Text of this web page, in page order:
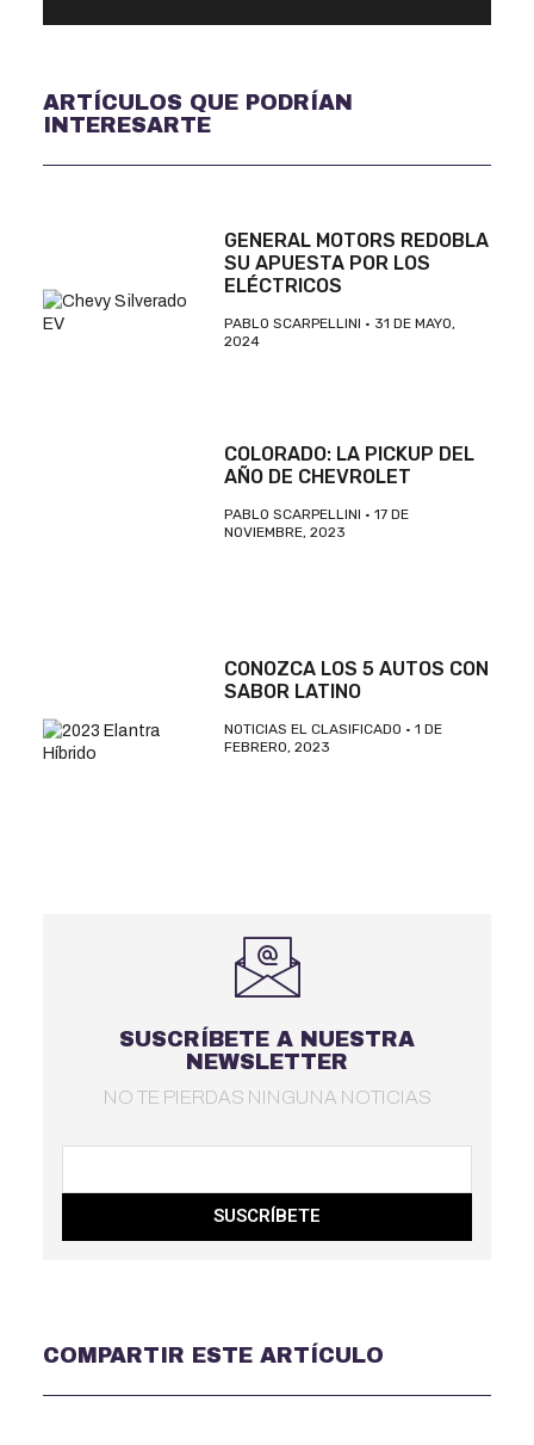
ARTÍCULOS QUE PODRÍAN
INTERESARTE
GENERAL MOTORS REDOBLA
SU APUESTA POR LOS
ELÉCTRICOS
PABLO SCARPELLINI
31 DE MAYO,
2024
COLORADO: LA PICKUP DEL
AÑO DE CHEVROLET
PABLO SCARPELLINI
17 DE
NOVIEMBRE, 2023
CONOZCA LOS 5 AUTOS CON
SABOR LATINO
NOTICIAS EL CLASIFICADO
1 DE
FEBRERO, 2023
SUSCRÍBETE A NUESTRA
NEWSLETTER
NO TE PIERDAS NINGUNA NOTICIAS
SUSCRÍBETE
COMPARTIR ESTE ARTÍCULO